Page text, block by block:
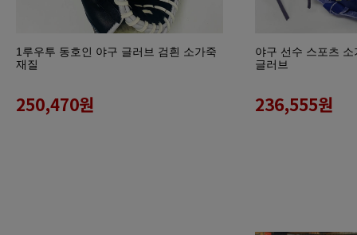
1루우투 동호인 야구 글러브 검흰 소가죽
재질
250,470원
야구 선수 스포츠 소가
글러브
236,555원